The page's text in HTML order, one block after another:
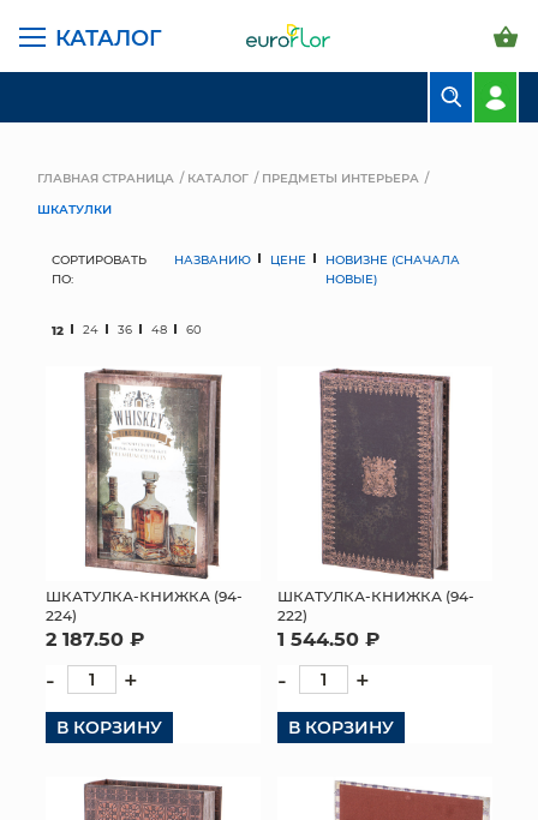
КАТАЛОГ
СВАДЕБНАЯ ФЛОРИСТИКА
ГОРШКИ И КАШПО
ГРУНТЫ И УДОБРЕНИЯ
ПРЕДМЕТЫ ИНТЕРЬЕРА
МЯГКИЕ ИГРУШКИ
КОРЗИНЫ
ЯЩИКИ
СУНДУКИ
ИСКУССТВЕННЫЕ ЦВЕТЫ
ГЛАВНАЯ СТРАНИЦА КАТАЛОГ
ПРЕДМЕТЫ ИНТЕРЬЕРА
ШКАТУЛКИ
СОРТИРОВАТЬ
ПО:
НАЗВАНИЮ ЦЕНЕ
НОВИЗНЕ (СНАЧАЛА
НОВЫЕ)
12 24 36 48 60
ШКАТУЛКА-КНИЖКА (94-
224)
2 187.50 ₽
- +
В КОРЗИНУ
ШКАТУЛКА-КНИЖКА (94-
222)
1 544.50 ₽
- +
В КОРЗИНУ